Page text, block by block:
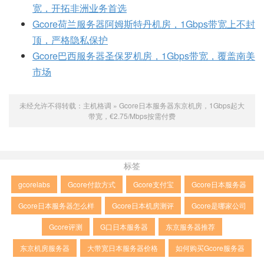
宽，开拓非洲业务首选
Gcore荷兰服务器阿姆斯特丹机房，1Gbps带宽上不封
顶，严格隐私保护
Gcore巴西服务器圣保罗机房，1Gbps带宽，覆盖南美
市场
未经允许不得转载： 主机格调 » Gcore日本服务器东京机房，1Gbps起大
带宽，€2.75/Mbps按需付费
标签
gcorelabs Gcore付款方式 Gcore支付宝 Gcore日本服务器
Gcore日本服务器怎么样 Gcore日本机房测评 Gcore是哪家公司
Gcore评测 G口日本服务器 东京服务器推荐
东京机房服务器 大带宽日本服务器价格 如何购买Gcore服务器